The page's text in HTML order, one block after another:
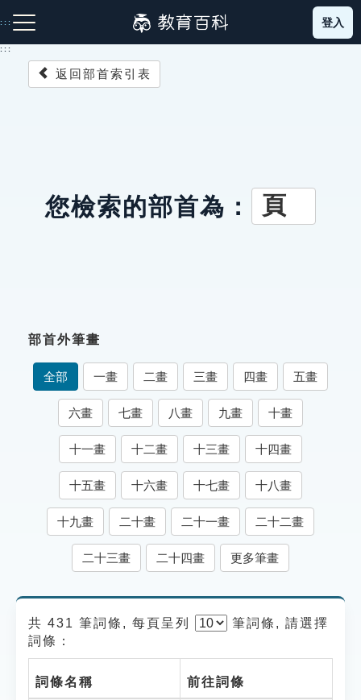
到
主
:::
成語故事
索引選單
知識索引
單字索引
生命大百科索引
遊戲專區
貓頭鷹博士
登入
:::
返回部首索引表
您檢索的部首為： 頁
部首外筆畫
全部 一畫 二畫 三畫 四畫 五畫
六畫 七畫 八畫 九畫 十畫
十一畫 十二畫 十三畫 十四畫
十五畫 十六畫 十七畫 十八畫
十九畫 二十畫 二十一畫 二十二畫
二十三畫 二十四畫 更多筆畫
共 431 筆詞條, 每頁呈列 筆詞條, 請選擇
詞條：
詞條名稱 前往詞條